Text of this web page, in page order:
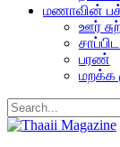
மணாவின்
ஊர்
பரண்
மறக்க